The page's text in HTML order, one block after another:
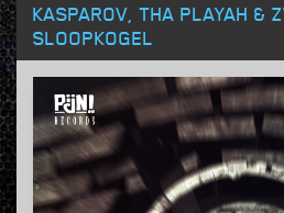
KASPAROV, THA PLAYAH &
SLOOPKOGEL